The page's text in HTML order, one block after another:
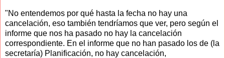
"No entendemos por qué hasta la fecha no hay una
cancelación, eso también tendríamos que ver, pero según el
informe que nos ha pasado no hay la cancelación
correspondiente. En el informe que no han pasado los de (la
secretaría) Planificación, no hay cancelación,